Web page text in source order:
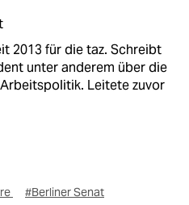
2013 für die taz. Schreibt
unter anderem über die
Leitete zuvor
#Berliner Senat